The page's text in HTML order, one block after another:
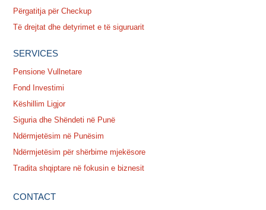
Përgatitja për Checkup
Të drejtat dhe detyrimet e të siguruarit
SERVICES
Pensione Vullnetare
Fond Investimi
Këshillim Ligjor
Siguria dhe Shëndeti në Punë
Ndërmjetësim në Punësim
Ndërmjetësim për shërbime mjekësore
Tradita shqiptare në fokusin e biznesit
CONTACT